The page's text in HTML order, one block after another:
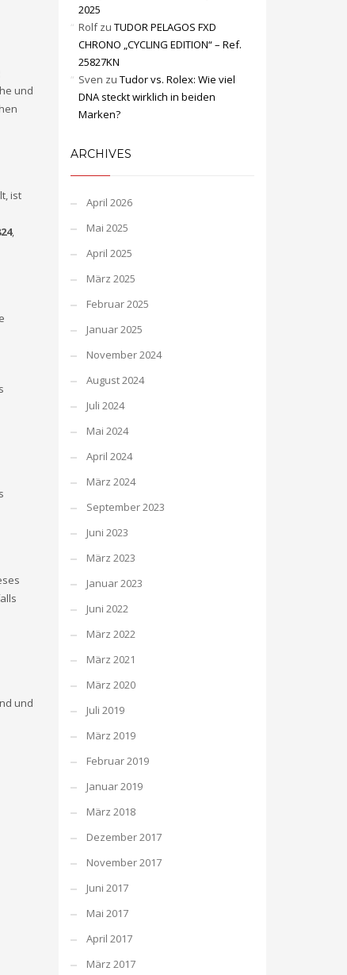
und
ist
,
und
2025
Rolfzu TUDOR PELAGOS FXD
CHRONO „CYCLING EDITION“ – Ref.
25827KN
Sven zu Tudor vs. Rolex: Wie viel
DNA steckt wirklich in beiden
Marken?
ARCHIVES
April 2026
Mai 2025
April 2025
März 2025
Februar 2025
Januar 2025
November 2024
August 2024
Juli 2024
Mai 2024
April 2024
März 2024
September 2023
Juni 2023
März 2023
Januar 2023
Juni 2022
März 2022
März 2021
März 2020
Juli 2019
März 2019
Februar 2019
Januar 2019
März 2018
Dezember 2017
November 2017
Juni 2017
Mai 2017
April 2017
März 2017